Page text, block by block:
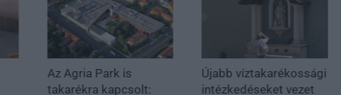
Az Agria Park is
takarékra kapcsolt:
Újabb víztakarékossági
intézkedéseket vezet